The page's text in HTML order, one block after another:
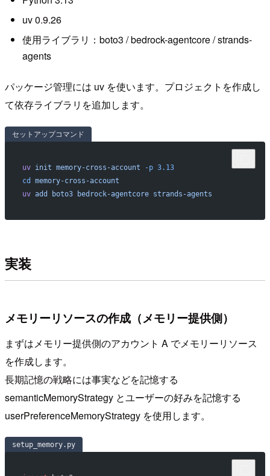
uv 0.9.26
使用ライブラリ：boto3 / bedrock-agentcore / strands-
agents
パッケージ管理には uv を使います。プロジェクトを作成し
て依存ライブラリを追加します。
セットアップコマンド
uv init memory-cross-account -p 3.13
cd
memory-cross-account
uv add boto3 bedrock-agentcore strands-agents
実装
メモリーリソースの作成（メモリー提供側）
まずはメモリー提供側のアカウント A でメモリーリソース
を作成します。
長期記憶の戦略には事実などを記憶する
semanticMemoryStrategy とユーザーの好みを記憶する
userPreferenceMemoryStrategy を使用します。
setup_memory.py